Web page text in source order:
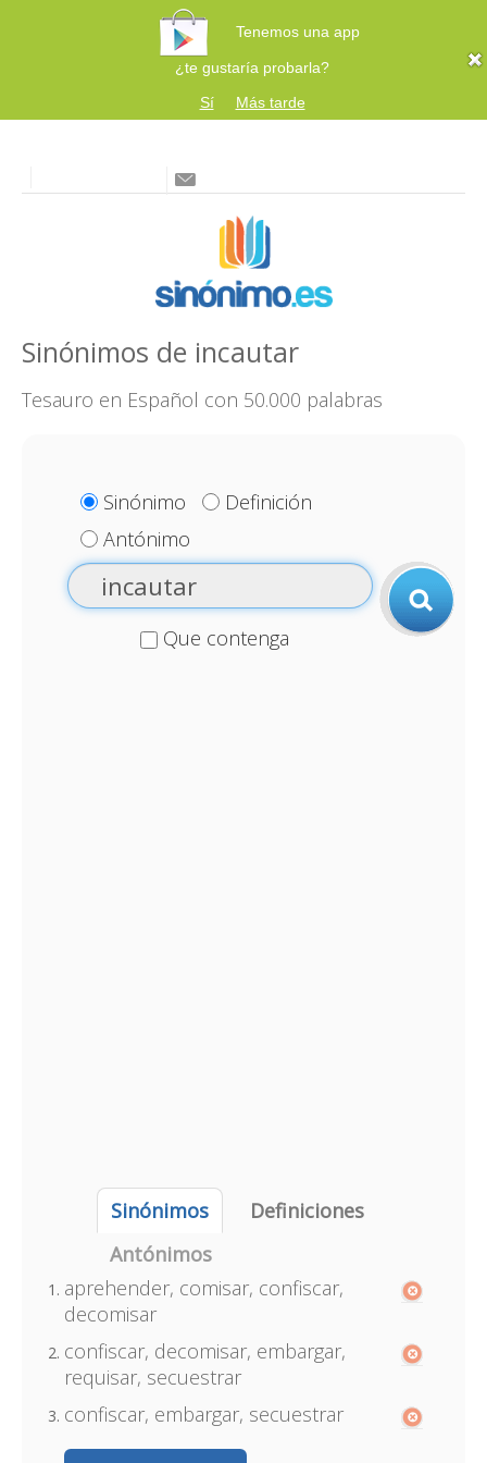
Tenemos una app
¿te gustaría probarla?
Sí
Más tarde
Sinónimos de incautar
Tesauro en Español con 50.000 palabras
Sinónimo
Definición
Antónimo
Que contenga
Sinónimos
Definiciones
Antónimos
aprehender, comisar, confiscar,
decomisar
confiscar, decomisar, embargar,
requisar, secuestrar
confiscar, embargar, secuestrar